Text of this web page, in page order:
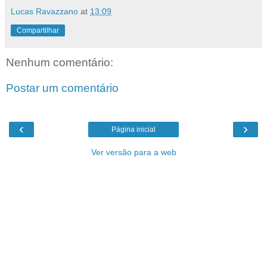
Lucas Ravazzano at 13:09
Compartilhar
Nenhum comentário:
Postar um comentário
‹ ›
Página inicial
Ver versão para a web